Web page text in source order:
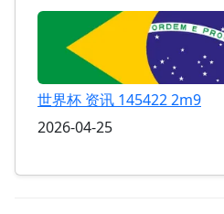
世界杯 资讯 145422 2m9
2026-04-25